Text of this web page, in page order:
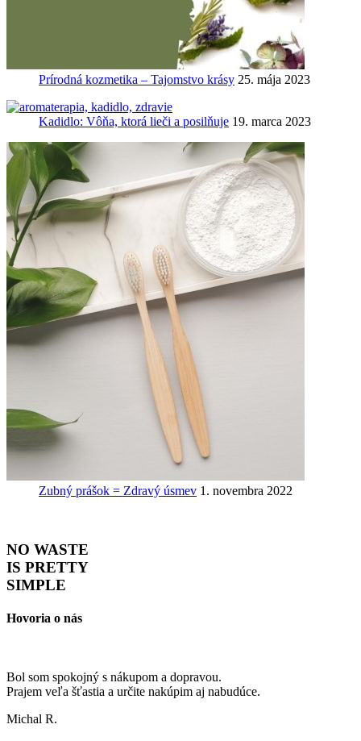
Prírodná kozmetika – Tajomstvo krásy 25. mája 2023
Kadidlo: Vôňa, ktorá lieči a posilňuje 19. marca 2023
Zubný prášok = Zdravý úsmev 1. novembra 2022
NO WASTE
IS PRETTY
SIMPLE
Hovoria o nás
Bol som spokojný s nákupom a dopravou.
Prajem veľa šťastia a určite nakúpim aj nabudúce.
Michal R.